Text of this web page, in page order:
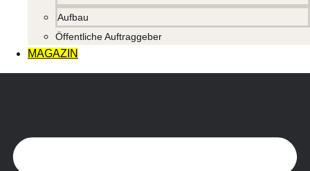
Aufbau
Öffentliche Auftraggeber
MAGAZIN